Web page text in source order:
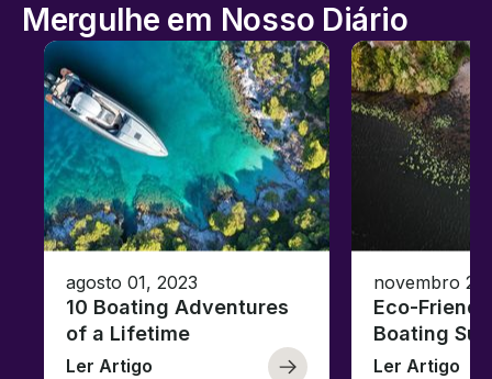
Mergulhe em Nosso Diário
agosto 01, 2023
10 Boating Adventures
of a Lifetime
Ler Artigo
novembro
Eco-
Boating
Ler Artigo